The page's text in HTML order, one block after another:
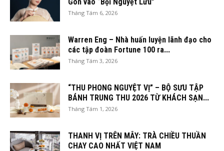
Tháng Tám 6, 2026
Warren Eng – Nhà huấn luyện lãnh đạo cho
các tập đoàn Fortune 100 ra...
Tháng Tám 3, 2026
“THU PHONG NGUYỆT VỊ” – BỘ SƯU TẬP
BÁNH TRUNG THU 2026 TỪ KHÁCH SẠN...
Tháng Tám 1, 2026
THANH VỊ TRÊN MÂY: TRÀ CHIỀU THUẦN
CHAY CAO NHẤT VIỆT NAM